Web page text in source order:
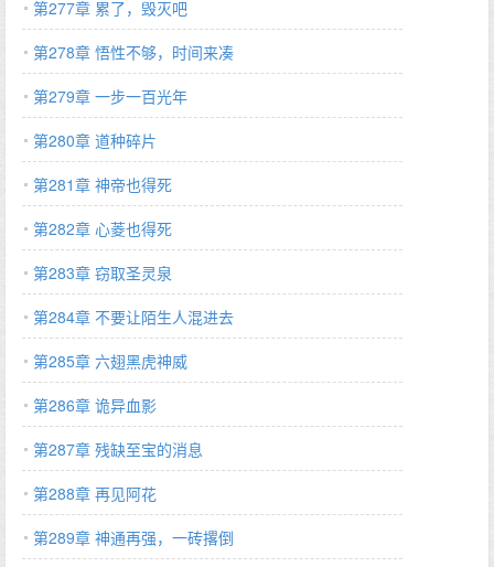
第277章 累了，毁灭吧
第278章 悟性不够，时间来凑
第279章 一步一百光年
第280章 道种碎片
第281章 神帝也得死
第282章 心菱也得死
第283章 窃取圣灵泉
第284章 不要让陌生人混进去
第285章 六翅黑虎神威
第286章 诡异血影
第287章 残缺至宝的消息
第288章 再见阿花
第289章 神通再强，一砖撂倒